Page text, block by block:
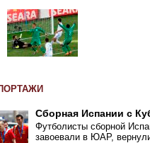
Сборная Испании с
Футболисты сборной
завоевали в ЮАР,